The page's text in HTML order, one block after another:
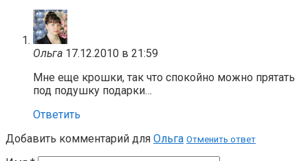
Ольга 17.12.2010 в 21:59
Мне еще крошки, так что спокойно можно прятать
под подушку подарки…
Ответить
Добавить комментарий для Ольга Отменить ответ